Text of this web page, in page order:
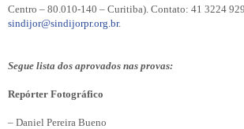
Centro – 80.010-140 – Curitiba). Contato: 41 3224
sindijor@sindijorpr.org.br.
Segue lista dos aprovados nas provas:
Repórter Fotográfico
– Daniel Pereira Bueno